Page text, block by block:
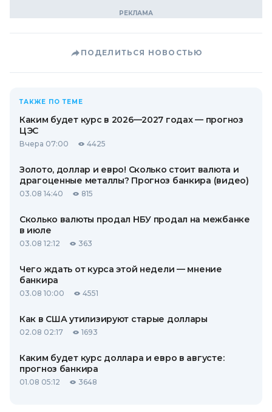
ПОДЕЛИТЬСЯ НОВОСТЬЮ
ТАКЖЕ ПО ТЕМЕ
Каким будет курс в 2026—2027 годах — прогноз
ЦЭС
Вчера 07:00 4425
Золото, доллар и евро! Сколько стоит валюта и
драгоценные металлы? Прогноз банкира (видео)
03.08 14:40 815
Сколько валюты продал НБУ продал на межбанке
в июле
03.08 12:12 363
Чего ждать от курса этой недели — мнение
банкира
03.08 10:00 4551
Как в США утилизируют старые доллары
02.08 02:17 1693
Каким будет курс доллара и евро в августе:
прогноз банкира
01.08 05:12 3648